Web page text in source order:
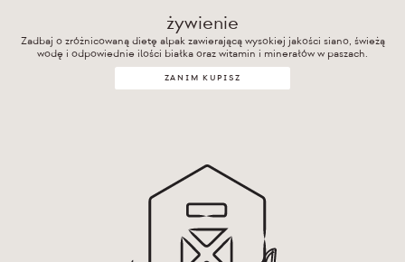
żywienie
Zadbaj o zróżnicowaną dietę alpak zawierającą wysokiej jakości siano, świeżą
wodę i odpowiednie ilości białka oraz witamin i minerałów w paszach.
ZANIM KUPISZ